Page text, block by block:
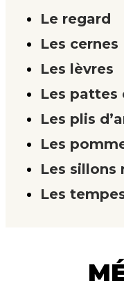
Le regard
Les cernes
Les lèvres
Les pattes
Les plis
Les
Les sillons
Les